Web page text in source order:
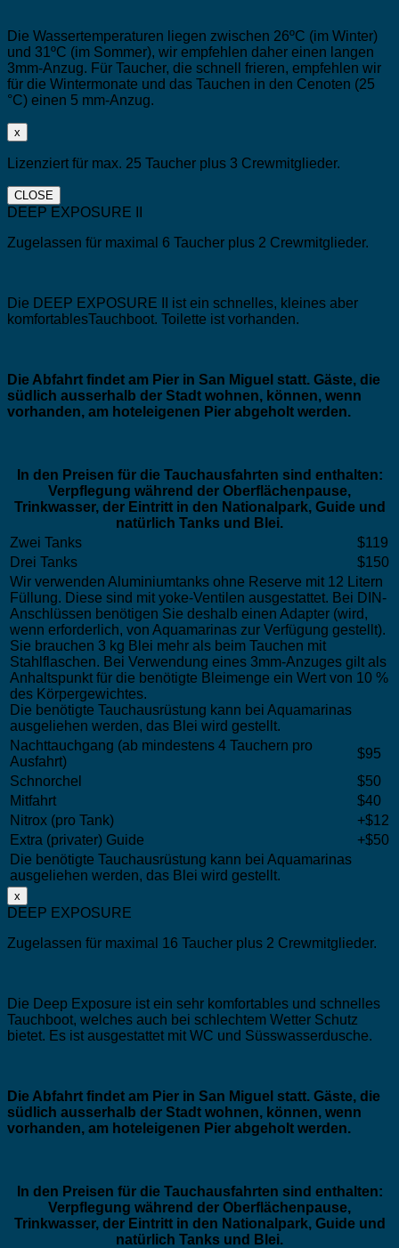
Die Wassertemperaturen liegen zwischen 26ºC (im Winter)
und 31ºC (im Sommer), wir empfehlen daher einen langen
3mm-Anzug. Für Taucher, die schnell frieren, empfehlen wir
für die Wintermonate und das Tauchen in den Cenoten (25
°C) einen 5 mm-Anzug.
x
Lizenziert für max. 25 Taucher plus 3 Crewmitglieder.
CLOSE
DEEP EXPOSURE II
Zugelassen für maximal 6 Taucher plus 2 Crewmitglieder.
Die DEEP EXPOSURE II ist ein schnelles, kleines aber
komfortablesTauchboot. Toilette ist vorhanden.
Die Abfahrt findet am Pier in San Miguel statt. Gäste, die
südlich ausserhalb der Stadt wohnen, können, wenn
vorhanden, am hoteleigenen Pier abgeholt werden.
In den Preisen für die Tauchausfahrten sind enthalten:
Verpflegung während der Oberflächenpause,
Trinkwasser, der Eintritt in den Nationalpark, Guide und
natürlich Tanks und Blei.
Zwei Tanks
$119
Drei Tanks
$150
Wir verwenden Aluminiumtanks ohne Reserve mit 12 Litern
Füllung. Diese sind mit yoke-Ventilen ausgestattet. Bei DIN-
Anschlüssen benötigen Sie deshalb einen Adapter (wird,
wenn erforderlich, von Aquamarinas zur Verfügung gestellt).
Sie brauchen 3 kg Blei mehr als beim Tauchen mit
Stahlflaschen. Bei Verwendung eines 3mm-Anzuges gilt als
Anhaltspunkt für die benötigte Bleimenge ein Wert von 10 %
des Körpergewichtes.
Die benötigte Tauchausrüstung kann bei Aquamarinas
ausgeliehen werden, das Blei wird gestellt.
Nachttauchgang (ab mindestens 4 Tauchern pro
Ausfahrt)
$95
Schnorchel
$50
Mitfahrt
$40
Nitrox (pro Tank)
+$12
Extra (privater) Guide
+$50
Die benötigte Tauchausrüstung kann bei Aquamarinas
ausgeliehen werden, das Blei wird gestellt.
x
DEEP EXPOSURE
Zugelassen für maximal 16 Taucher plus 2 Crewmitglieder.
Die Deep Exposure ist ein sehr komfortables und schnelles
Tauchboot, welches auch bei schlechtem Wetter Schutz
bietet. Es ist ausgestattet mit WC und Süsswasserdusche.
Die Abfahrt findet am Pier in San Miguel statt. Gäste, die
südlich ausserhalb der Stadt wohnen, können, wenn
vorhanden, am hoteleigenen Pier abgeholt werden.
In den Preisen für die Tauchausfahrten sind enthalten:
Verpflegung während der Oberflächenpause,
Trinkwasser, der Eintritt in den Nationalpark, Guide und
natürlich Tanks und Blei.